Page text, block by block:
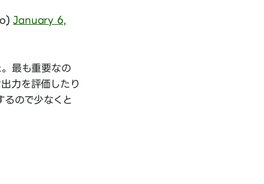
January 6,
最も重要なの
力を評価したり
ので少なくと